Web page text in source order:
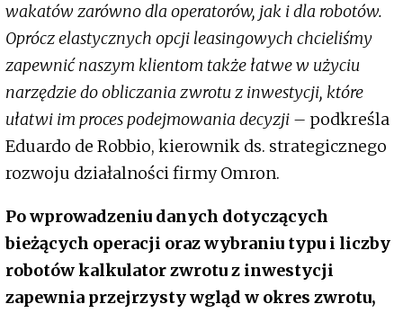
wakatów zarówno dla operatorów, jak i dla robotów.
Oprócz elastycznych opcji leasingowych chcieliśmy
zapewnić naszym klientom także łatwe w użyciu
narzędzie do obliczania zwrotu z inwestycji, które
ułatwi im proces podejmowania decyzji – podkreśla
Eduardo de Robbio, kierownik ds. strategicznego
rozwoju działalności firmy Omron.
Po wprowadzeniu danych dotyczących
bieżących operacji oraz wybraniu typu i liczby
robotów kalkulator zwrotu z inwestycji
zapewnia przejrzysty wgląd w okres zwrotu,